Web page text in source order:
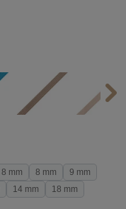
8 mm 8 mm
9 mm
14 mm 18 mm